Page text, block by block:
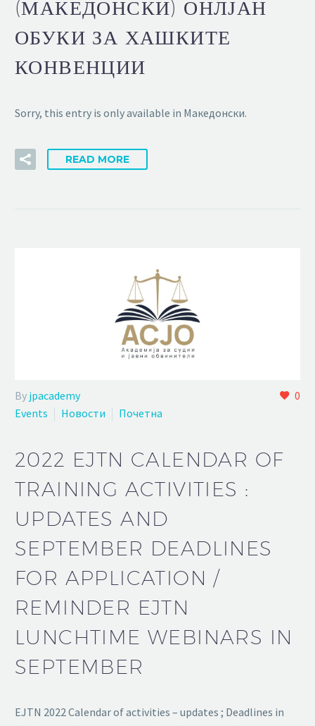
(МАКЕДОНСКИ) ОНЛЈАН
ОБУКИ ЗА ХАШКИТЕ
КОНВЕНЦИИ
Sorry, this entry is only available in Македонски.
READ MORE
0
By jpacademy
Events
Новости Почетна
2022 EJTN CALENDAR OF
TRAINING ACTIVITIES :
UPDATES AND
SEPTEMBER DEADLINES
FOR APPLICATION /
REMINDER EJTN
LUNCHTIME WEBINARS IN
SEPTEMBER
EJTN 2022 Calendar of activities – updates ; Deadlines in